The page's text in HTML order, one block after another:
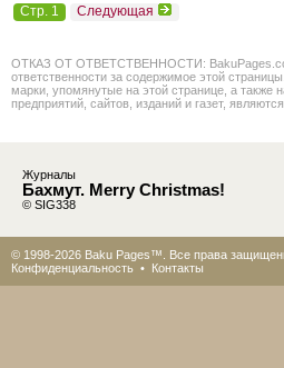
Стр. 1 Следующая
ОТКАЗ ОТ ОТВЕТСТВЕННОСТИ:
ответственности за содержимое этой
марки, упомянутые на этой странице, а также
предприятий, сайтов, изданий и газет,
Журналы
Бахмут. Merry Christmas!
© SIG338
© 1998-2026 Baku Pages™. Все права
Конфиденциальность • Контакты